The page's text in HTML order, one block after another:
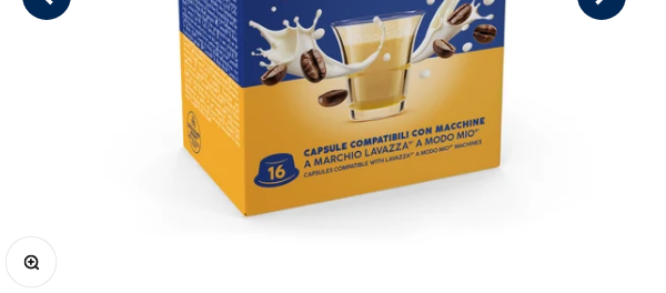
Anterior Siguiente
Zoom